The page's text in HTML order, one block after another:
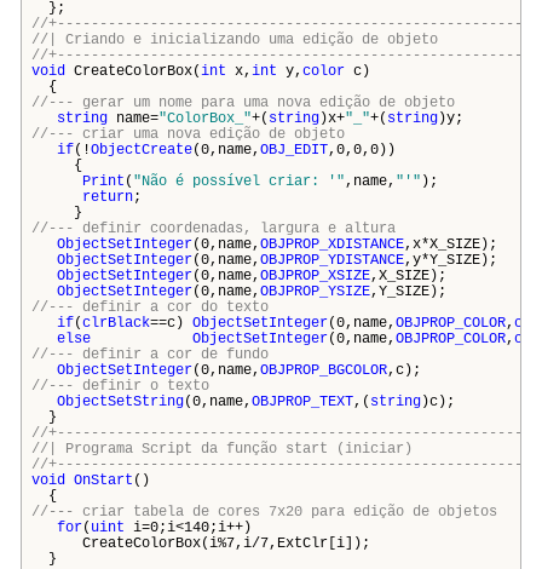
};
//
//| Criando e inicializando uma edição de
//
void CreateColorBox(int x, int y, color c)
{
//--- gerar um nome para uma nova edição de objeto
string name="ColorBox_"+( string )x+"_"+( string )y;
//--- criar uma nova edição de objeto
if(!ObjectCreate(0,name, OBJ_EDIT,0,0,0))
{
Print ( "Não é possível criar: '",name, "'" );
return;
}
//--- definir coordenadas, largura e altura
ObjectSetInteger(0,name, OBJPROP_XDISTANCE,x*X_SIZE);
ObjectSetInteger(0,name, OBJPROP_YDISTANCE,y*Y_SIZE);
ObjectSetInteger(0,name, OBJPROP_XSIZE,X_SIZE);
ObjectSetInteger(0,name, OBJPROP_YSIZE,Y_SIZE);
//--- definir a cor do texto
if(clrBlack==c) ObjectSetInteger(0,name, OBJPROP_COLOR,
else
ObjectSetInteger(0,name, OBJPROP_COLOR,
//--- definir a cor de fundo
ObjectSetInteger(0,name, OBJPROP_BGCOLOR,c);
//--- definir o texto
ObjectSetString(0,name, OBJPROP_TEXT,( string )c);
}
//
//| Programa Script da função start
//
void OnStart ()
{
//--- criar tabela de cores 7x20 para edição de objetos
for( uint i=0;i<140;i++)
CreateColorBox(i%7,i/7,ExtClr[i]);
}